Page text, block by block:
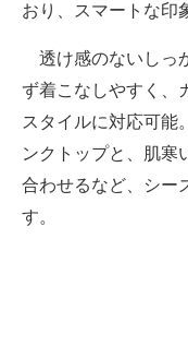
おり、スマートな印
透け感のないしっ
ず着こなしやすく、
スタイルに対応可能
ンクトップと、肌寒
合わせるなど、シー
す。